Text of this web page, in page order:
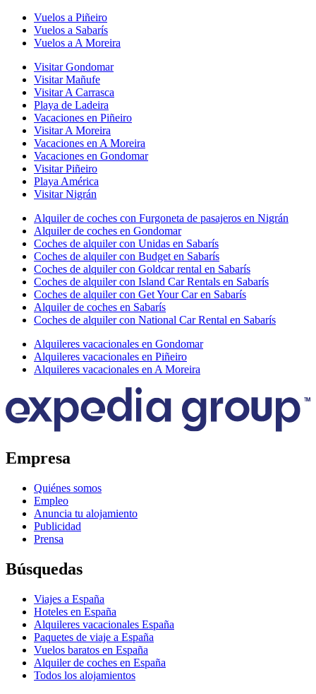
Vuelos a Piñeiro
Vuelos a Sabarís
Vuelos a A Moreira
Visitar Gondomar
Visitar Mañufe
Visitar A Carrasca
Playa de Ladeira
Vacaciones en Piñeiro
Visitar A Moreira
Vacaciones en A Moreira
Vacaciones en Gondomar
Visitar Piñeiro
Playa América
Visitar Nigrán
Alquiler de coches con Furgoneta de pasajeros en Nigrán
Alquiler de coches en Gondomar
Coches de alquiler con Unidas en Sabarís
Coches de alquiler con Budget en Sabarís
Coches de alquiler con Goldcar rental en Sabarís
Coches de alquiler con Island Car Rentals en Sabarís
Coches de alquiler con Get Your Car en Sabarís
Alquiler de coches en Sabarís
Coches de alquiler con National Car Rental en Sabarís
Alquileres vacacionales en Gondomar
Alquileres vacacionales en Piñeiro
Alquileres vacacionales en A Moreira
Empresa
Quiénes somos
Empleo
Anuncia tu alojamiento
Publicidad
Prensa
Búsquedas
Viajes a España
Hoteles en España
Alquileres vacacionales España
Paquetes de viaje a España
Vuelos baratos en España
Alquiler de coches en España
Todos los alojamientos